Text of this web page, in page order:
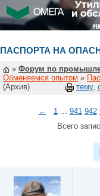
ПАСПОРТА НА
» Форум по
Обменяемся опытом »
(Архив)
тему,
← 1... 941 942
Всего